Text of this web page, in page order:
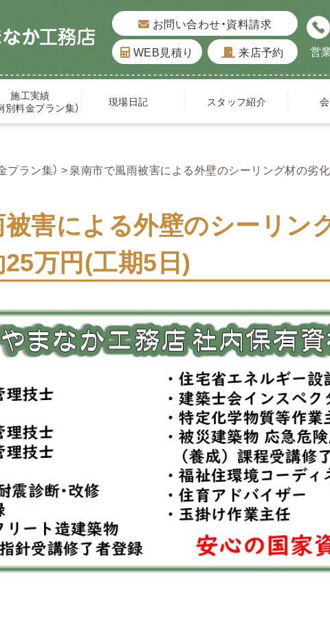
お問い合わせ・資料請求
WEB見積り
来店予約 営
施工実績
別料金プラン集）
現場日記 スタッフ紹介
プラン集）
泉南市で風雨被害による外壁のシーリング材の
害による外壁のシーリン
万円(工期5日)